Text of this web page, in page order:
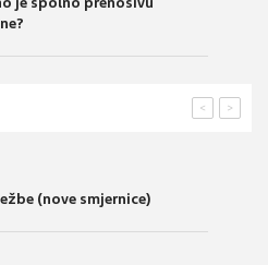
>
<
(nove smjernice)